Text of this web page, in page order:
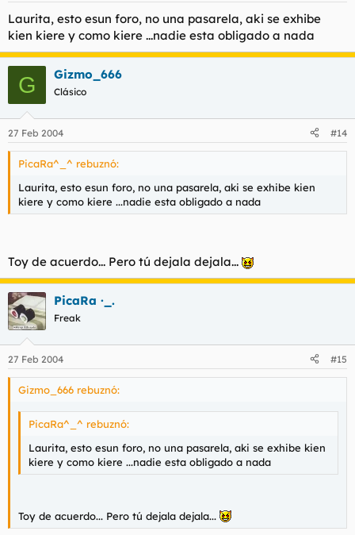
Laurita, esto esun foro, no una pasarela, aki se exhibe
kien kiere y como kiere ...nadie esta obligado a nada
G Gizmo_666
Clásico
27 Feb 2004 #14
PicaRa^_^ rebuznó:
Laurita, esto esun foro, no una pasarela, aki se exhibe kien
kiere y como kiere ...nadie esta obligado a nada
Toy de acuerdo... Pero tú dejala dejala...
PicaRa ·_.
Freak
27 Feb 2004 #15
Gizmo_666 rebuznó:
PicaRa^_^ rebuznó:
Laurita, esto esun foro, no una pasarela, aki se exhibe kien
kiere y como kiere ...nadie esta obligado a nada
Toy de acuerdo... Pero tú dejala dejala...